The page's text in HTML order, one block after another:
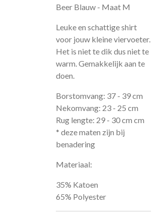
Beer Blauw - Maat M
Leuke en schattige shirt
voor jouw kleine viervoeter.
Het is niet te dik dus niet te
warm. Gemakkelijk aan te
doen.
Borstomvang: 37 - 39 cm
Nekomvang: 23 - 25 cm
Rug lengte: 29 - 30 cm cm
* deze maten zijn bij
benadering
Materiaal:
35% Katoen
65% Polyester